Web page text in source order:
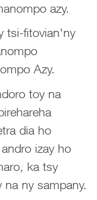
azy.
tsi-fitovian'ny
Azy.
toy na
dia ho
izay ho
ka tsy
ny sampany.